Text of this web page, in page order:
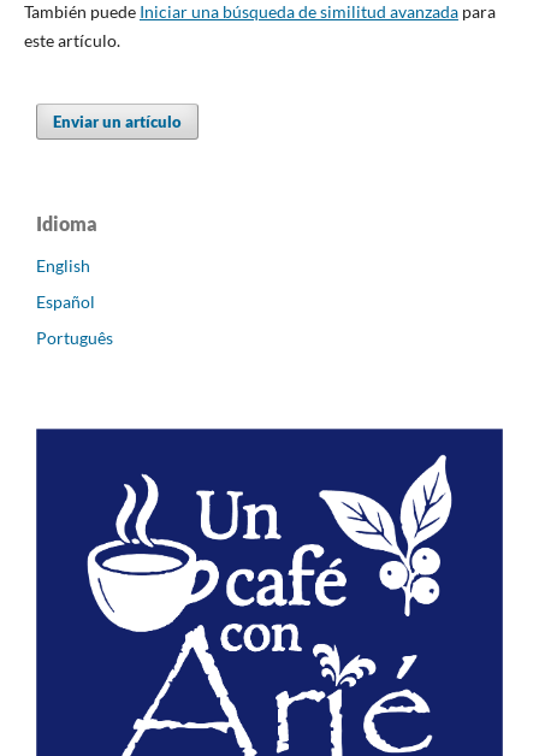
También puede Iniciar una búsqueda de similitud avanzadapara
este artículo.
Enviar un artículo
Idioma
English
Español
Português